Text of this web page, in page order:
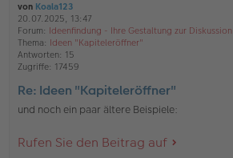
von Koala123
20.07.2025, 13:47
Forum: Ideenfindung - Ihre Gestaltung zur Diskussion
Thema: Ideen "Kapiteleröffner"
Antworten: 15
Zugriffe: 17459
Re: Ideen "Kapiteleröffner"
und noch ein paar ältere Beispiele:
Rufen Sie den Beitrag auf